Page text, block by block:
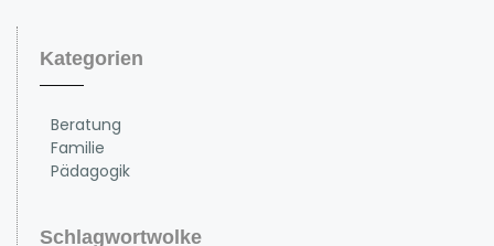
Kategorien
Beratung
Familie
Pädagogik
Schlagwortwolke